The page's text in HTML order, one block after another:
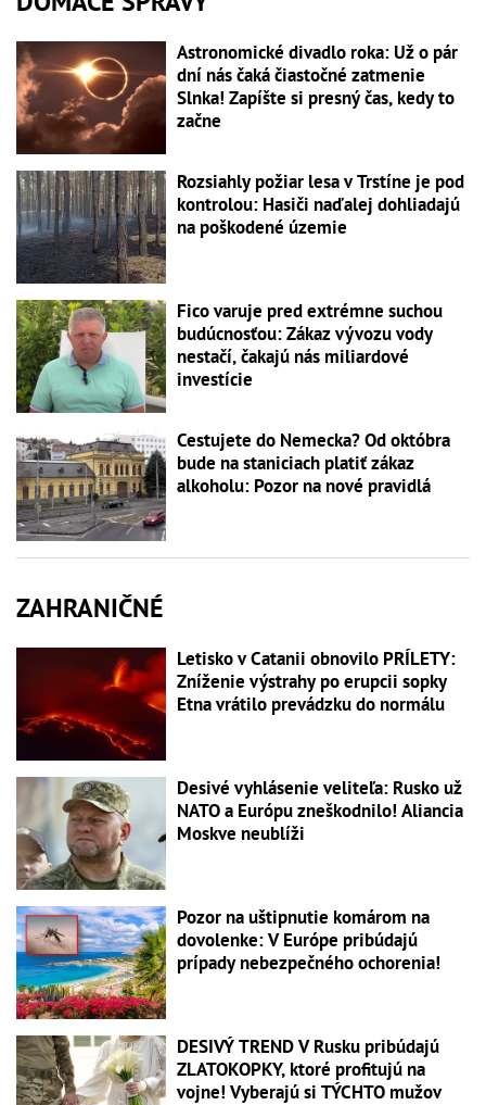
Astronomické divadlo roka: Už o pár
dní nás čaká čiastočné zatmenie
Slnka! Zapíšte si presný čas, kedy to
začne
Rozsiahly požiar lesa v Trstíne je pod
kontrolou: Hasiči naďalej dohliadajú
na poškodené územie
Fico varuje pred extrémne suchou
budúcnosťou: Zákaz vývozu vody
nestačí, čakajú nás miliardové
investície
Cestujete do Nemecka? Od októbra
bude na staniciach platiť zákaz
alkoholu: Pozor na nové pravidlá
ZAHRANIČNÉ
Letisko v Catanii obnovilo PRÍLETY:
Zníženie výstrahy po erupcii sopky
Etna vrátilo prevádzku do normálu
Desivé vyhlásenie veliteľa: Rusko už
NATO a Európu zneškodnilo! Aliancia
Moskve neublíži
Pozor na uštipnutie komárom na
dovolenke: V Európe pribúdajú
prípady nebezpečného ochorenia!
DESIVÝ TREND V Rusku pribúdajú
ZLATOKOPKY, ktoré profitujú na
vojne! Vyberajú si TÝCHTO mužov